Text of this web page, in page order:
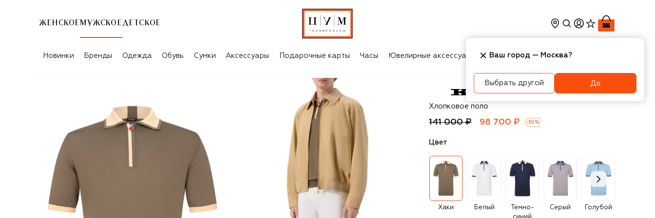
ЖЕНСКОЕ МУЖСКОЕ ДЕТСКОЕ
Новинки Бренды Одежда Обувь Сумки Аксессуары Подарочные карты Часы Ювелирные аксессуары Косметика Интерьер
Kiton
Хлопковое поло
141 000 ₽ 98 700 ₽ -30 %
Цвет
Хаки Белый
Темно-
Серый Голубой
Ваш город — Москва?
Выбрать другой Да